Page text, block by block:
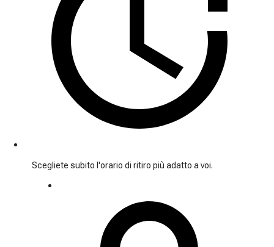
Scegliete subito l'orario di ritiro più adatto a voi.